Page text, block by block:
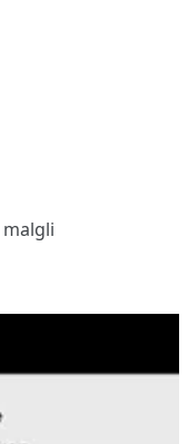
malgli